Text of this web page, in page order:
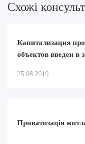
Схожi
Капитализация
объектов введен в
25.08.2019
Приватизація